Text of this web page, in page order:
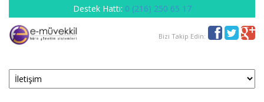
Destek Hattı: 0 (216) 250 65 17
Bizi Takip Edin: